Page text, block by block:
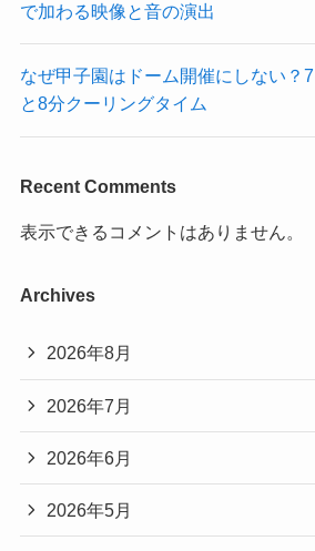
で加わる映像と音の演出
なぜ甲子園はドーム開催にしない？
と8分クーリングタイム
Recent Comments
表示できるコメントはありません。
Archives
2026年8月
2026年7月
2026年6月
2026年5月